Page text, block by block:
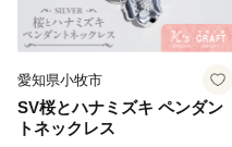
愛知県小牧市
SV桜とハナミズキ ペンダン
トネックレス